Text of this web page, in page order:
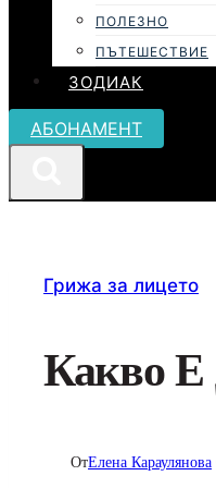
ПОЛЕЗНО
ПЪТЕШЕСТВИЕ
ЗОДИАК
АБОНАМЕНТ
Грижа за лицето
Какво Е
ОтЕлена Караулянова